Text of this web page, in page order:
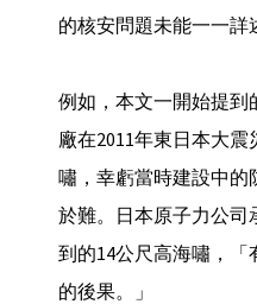
的核安問題未能一一詳
例如，本文一開始提到
廠在2011年東日本大
嘯，幸虧當時建設中的
於難。日本原子力公司
到的14公尺高海嘯，
的後果。」